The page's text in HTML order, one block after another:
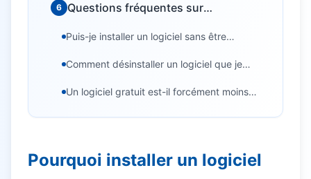
Besoin d'aide informatique ?
Intervention rapide à domicile — 25€/h après crédit
d'impôt
6 Questions fréquentes sur
Puis-je installer un logiciel sans être
Comment désinstaller un logiciel que je
Un logiciel gratuit est-il forcément moins
Pourquoi installer un logiciel